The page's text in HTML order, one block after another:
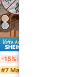
-15%
#7 Mais Vendido